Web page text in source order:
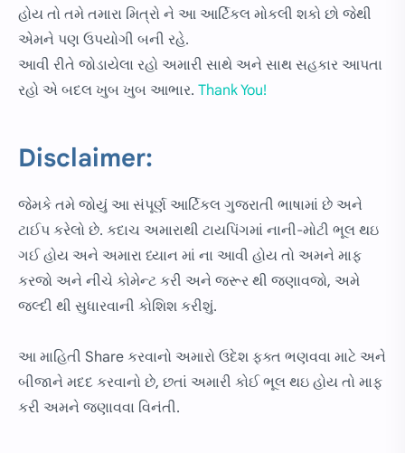
હોય તો તમે તમારા મિત્રો ને આ આર્ટિકલ મોકલી શકો છો જેથી
એમને પણ ઉપયોગી બની રહે.
આવી રીતે જોડાયેલા રહો અમારી સાથે અને સાથ સહકાર આપતા
રહો એ બદલ ખુબ ખુબ આભાર. Thank You!
Disclaimer:
જેમકે તમે જોયું આ સંપૂર્ણ આર્ટિકલ ગુજરાતી ભાષામાં છે અને
ટાઈપ કરેલો છે. કદાચ અમારાથી ટાયપિંગમાં નાની-મોટી ભૂલ થઇ
ગઈ હોય અને અમારા ધ્યાન માં ના આવી હોય તો અમને માફ
કરજો અને નીચે કોમેન્ટ કરી અને જરૂર થી જણાવજો, અમે
જલ્દી થી સુધારવાની કોશિશ કરીશું.
આ માહિતી Share કરવાનો અમારો ઉદેશ ફક્ત ભણવવા માટે અને
બીજાને મદદ કરવાનો છે, છતાં અમારી કોઈ ભૂલ થઇ હોય તો માફ
કરી અમને જણાવવા વિનંતી.